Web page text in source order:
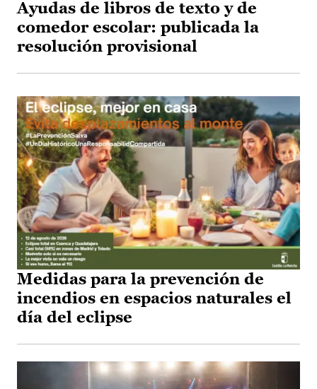
Ayudas de libros de texto y de
comedor escolar: publicada la
resolución provisional
Medidas para la prevención de
incendios en espacios naturales el
día del eclipse